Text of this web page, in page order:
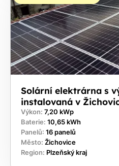
Solární elektrárna s
instalovaná v
Výkon: 7,20 kWp
Baterie: 10,65 kWh
Panelů: 16 panelů
Město: Žichovice
Region: Plzeňský kraj